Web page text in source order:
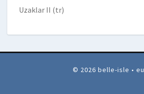
Uzaklar II (tr)
© 2026 belle-isle • eu